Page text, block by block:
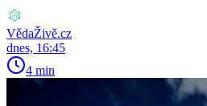
VědaŽivě.cz
dnes, 16:45
4 min